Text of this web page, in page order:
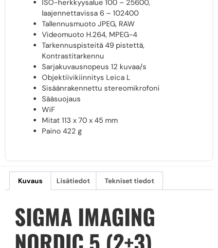
ISO-herkkyysalue 100 – 25600,
laajennettavissa 6 – 102400
Tallennusmuoto JPEG, RAW
Videomuoto H.264, MPEG-4
Tarkennuspisteitä 49 pistettä,
Kontrastitarkennu
Sarjakuvausnopeus 12 kuvaa/s
Objektiivikiinnitys Leica L
Sisäänrakennettu stereomikrofoni
Sääsuojaus
WiF
Mitat 113 x 70 x 45 mm
Paino 422 g
Kuvaus Lisätiedot Tekniset tiedot
SIGMA IMAGING